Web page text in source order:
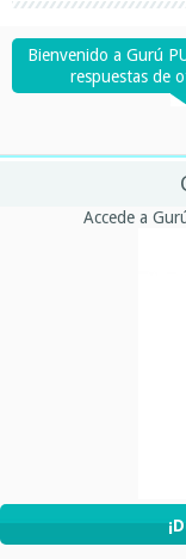
Bienvenido a Gurú
respuestas de
Accede a